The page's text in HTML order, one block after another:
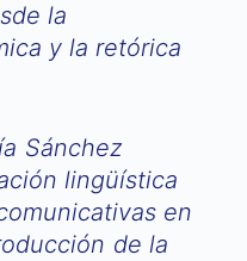
la
y la retórica
Sánchez
lingüística
en
de la